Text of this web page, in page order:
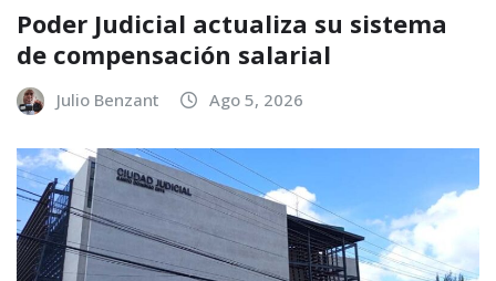
Poder Judicial actualiza su sistema
de compensación salarial
Julio Benzant Ago 5, 2026